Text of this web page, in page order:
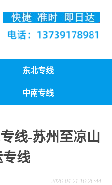
东北专线
中南专线
线-苏州至凉山
线
2026-04-21 16:26:44